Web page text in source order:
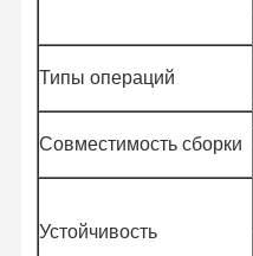
Домой Продукты
Типы операций
Совместимость сборки
Устойчивость